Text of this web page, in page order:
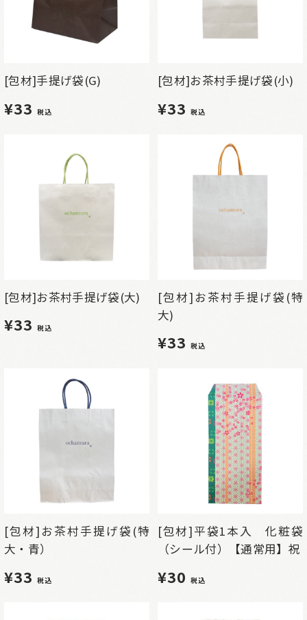
[包材]手提げ袋(G)
¥33税込
[包材]お茶村手提げ袋(小)
¥33税込
[包材]お茶村手提げ袋(大)
¥33税込
[包材]お茶村手提げ袋(特
大)
¥33税込
[包材]お茶村手提げ袋(特
大・青）
¥33税込
[包材]平袋1本入 化粧袋
（シール付）【通常用】祝
¥30税込